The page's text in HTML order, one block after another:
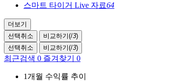
스마트 타이거 Live 자료64
더보기
선택취소
비교하기(/3)
선택취소
비교하기(/3)
최근검색 0 즐겨찾기 0
1개월 수익률 추이